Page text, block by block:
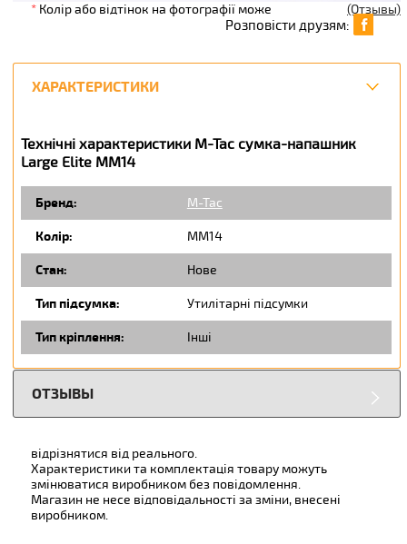
(Отзывы)
Розповісти друзям:
ХАРАКТЕРИСТИКИ
Технічні характеристики M-Tac сумка-напашник
Large Elite MM14
Бренд: M-Tac
Колір: ММ14
Стан: Нове
Тип підсумка: Утилітарні підсумки
Тип кріплення: Інші
ОТЗЫВЫ
*Колір або відтінок на фотографії може
відрізнятися від реального.
Характеристики та комплектація товару можуть
змінюватися виробником без повідомлення.
Магазин не несе відповідальності за зміни, внесені
виробником.